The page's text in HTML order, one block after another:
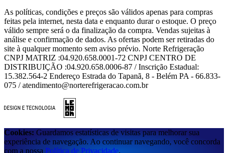
As políticas, condições e preços são válidos apenas para compras
feitas pela internet, nesta data e enquanto durar o estoque. O preço
válido sempre será o da finalização da compra. Vendas sujeitas à
análise e confirmação de dados. As ofertas podem ser retiradas do
site à qualquer momento sem aviso prévio. Norte Refrigeração
CNPJ MATRIZ :04.920.658.0001-72 CNPJ CENTRO DE
DISTRIBUIÇÃO :04.920.658.0006-87 / Inscrição Estadual:
15.382.564-2 Endereço Estrada do Tapanã, 8 - Belém PA - 66.833-
075 / atendimento@norterefrigeracao.com.br
Cookies: Guardamos estatísticas de visitas para melhorar sua
experiência de navegação. Ao continuar navegando, você concorda
com a nossa Política de Privacidade.